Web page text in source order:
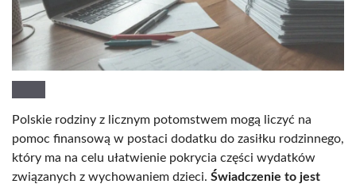
Polskie rodziny z licznym potomstwem mogą liczyć na
pomoc finansową w postaci dodatku do zasiłku rodzinnego,
który ma na celu ułatwienie pokrycia części wydatków
związanych z wychowaniem dzieci. Świadczenie to jest